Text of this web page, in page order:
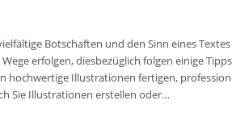
Botschaften und den Sinn eines
erfolgen, diesbezüglich folgen einige
hochwertige Illustrationen fertigen,
Sie Illustrationen erstellen oder…